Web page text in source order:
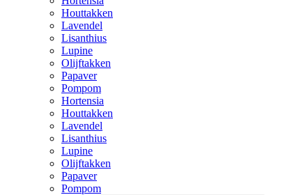
Houttakken
Lavendel
Lisanthius
Lupine
Olijftakken
Papaver
Pompom
Hortensia
Houttakken
Lavendel
Lisanthius
Lupine
Olijftakken
Papaver
Pompom